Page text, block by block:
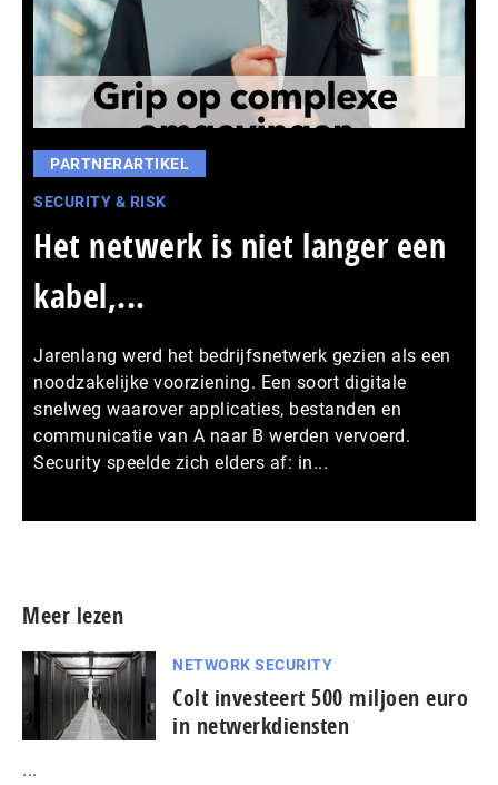
PARTNERARTIKEL
SECURITY & RISK
Het netwerk is niet langer een
kabel,...
Jarenlang werd het bedrijfsnetwerk gezien als een
noodzakelijke voorziening. Een soort digitale
snelweg waarover applicaties, bestanden en
communicatie van A naar B werden vervoerd.
Security speelde zich elders af: in...
Meer lezen
NETWORK SECURITY
Colt investeert 500 miljoen euro
in netwerkdiensten
...